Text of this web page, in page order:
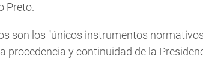
Preto.
son los "únicos instrumentos normativos
procedencia y continuidad de la